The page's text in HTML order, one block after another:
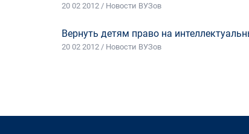
20 02 2012 / Новости ВУЗов
Вернуть детям право на
20 02 2012 / Новости ВУЗов